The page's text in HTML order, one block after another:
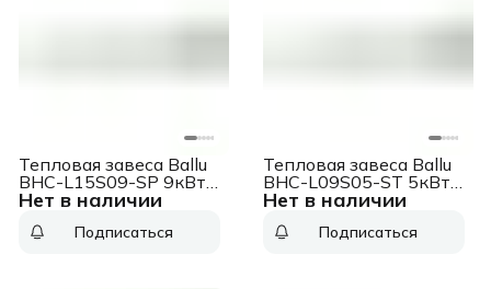
Нет в наличии
Тепловая завеса Ballu
BHC-L15S09-SP 9кВт
белый
Подписаться
Нет в наличии
Тепловая завеса Ballu
BHC-L09S05-ST 5кВт
белый
Подписаться